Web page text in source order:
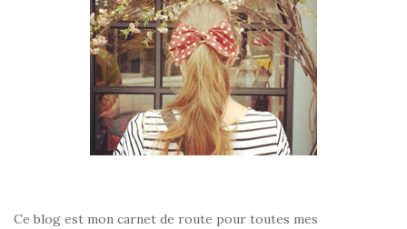
Ce blog est mon carnet de route pour toutes mes